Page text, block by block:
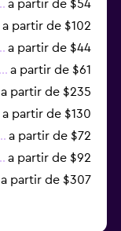
a partir de $54
a partir de $102
a partir de $44
a partir de $61
a partir de $235
a partir de $130
a partir de $72
a partir de $92
a partir de $307